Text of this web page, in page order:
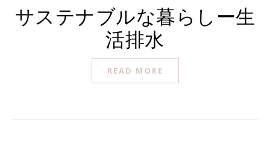
サステナブルな暮らしー生
活排水
READ MORE